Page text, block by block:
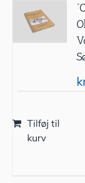
Tilføj til
kurv